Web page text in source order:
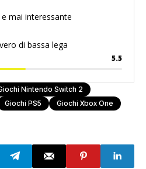
mai interessante
di bassa lega
5.5
Nintendo Switch 2
Giochi PS5
Giochi Xbox One